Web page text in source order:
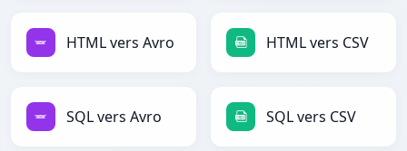
HTML vers Avro HTML vers CSV
SQL vers Avro SQL vers CSV